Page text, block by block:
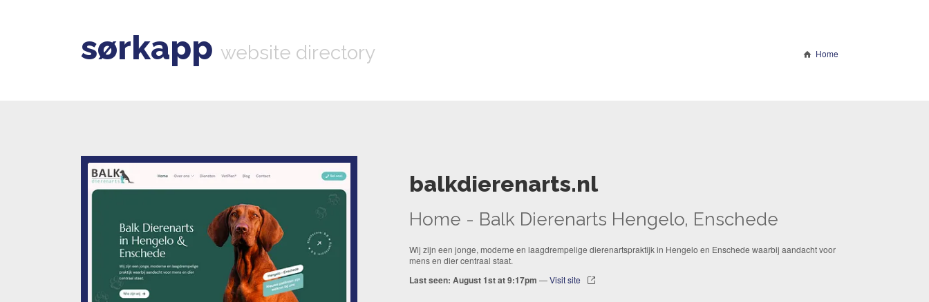
sørkapp website directory Home
balkdierenarts.nl
Home - Balk Dierenarts Hengelo, Enschede
Wij zijn een jonge, moderne en laagdrempelige dierenartspraktijk in Hengelo en Enschede waarbij aandacht voor
mens en dier centraal staat.
Last seen: August 1st at 9:17pm —Visit site